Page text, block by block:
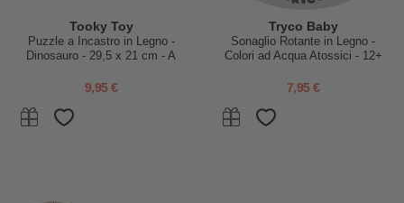
Tooky Toy
Puzzle a Incastro in Legno -
Dinosauro - 29,5 x 21 cm - A
9,95 €
Tryco Baby
Sonaglio Rotante in Legno -
Colori ad Acqua Atossici - 12+
7,95 €